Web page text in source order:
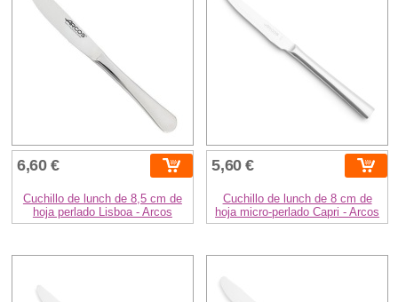
6,60 €
Cuchillo de lunch de 8,5 cm de
hoja perlado Lisboa - Arcos
5,60 €
Cuchillo de lunch de 8 cm de
hoja micro-perlado Capri - Arcos